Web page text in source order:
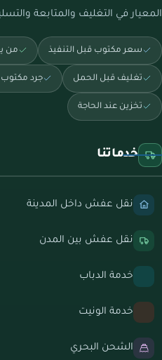
المعيار في التغليف والمتابعة
سعر مكتوب قبل التنفيذ من
تغليف قبل الحمل جرد
تخزين عند الحاجة
خدماتنا
نقل عفش داخل المدينة
نقل عفش بين المدن
خدمة الدباب
خدمة الونيت
الشحن البحري